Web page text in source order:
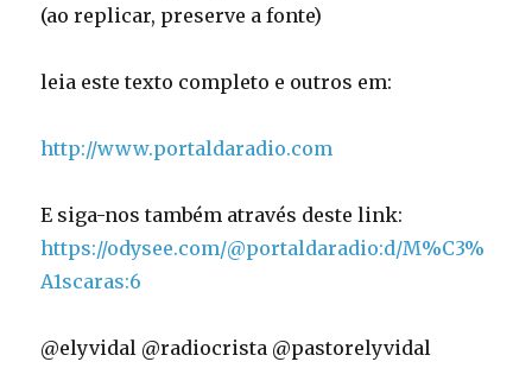
(ao replicar, preserve a fonte)
leia este texto completo e outros em:
http://www.portaldaradio.com
E siga-nos também através deste link:
https://odysee.com/@portaldaradio:d/M%C3%
A1scaras:6
@elyvidal @radiocrista @pastorelyvidal